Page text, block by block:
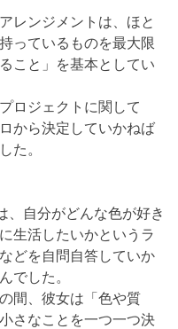
レンジメントは、ほと
っているものを最大限
こと」を基本としてい
ロジェクトに関して
から決定していかねば
た。
、自分がどんな色が好き
生活したいかというラ
どを自問自答していか
でした。
間、彼女は「色や質
さなことを一つ一つ決